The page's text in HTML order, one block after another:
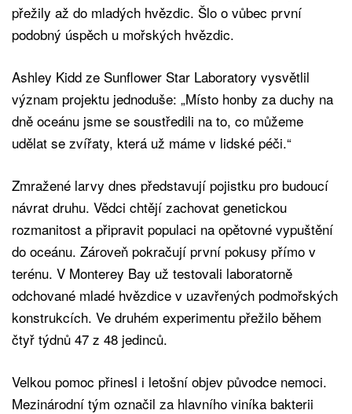
přežily až do mladých hvězdic. Šlo o vůbec první
podobný úspěch u mořských hvězdic.
Ashley Kidd ze Sunflower Star Laboratory vysvětlil
význam projektu jednoduše: „Místo honby za duchy na
dně oceánu jsme se soustředili na to, co můžeme
udělat se zvířaty, která už máme v lidské péči.“
Zmražené larvy dnes představují pojistku pro budoucí
návrat druhu. Vědci chtějí zachovat genetickou
rozmanitost a připravit populaci na opětovné vypuštění
do oceánu. Zároveň pokračují první pokusy přímo v
terénu. V Monterey Bay už testovali laboratorně
odchované mladé hvězdice v uzavřených podmořských
konstrukcích. Ve druhém experimentu přežilo během
čtyř týdnů 47 z 48 jedinců.
Velkou pomoc přinesl i letošní objev původce nemoci.
Mezinárodní tým označil za hlavního viníka bakterii